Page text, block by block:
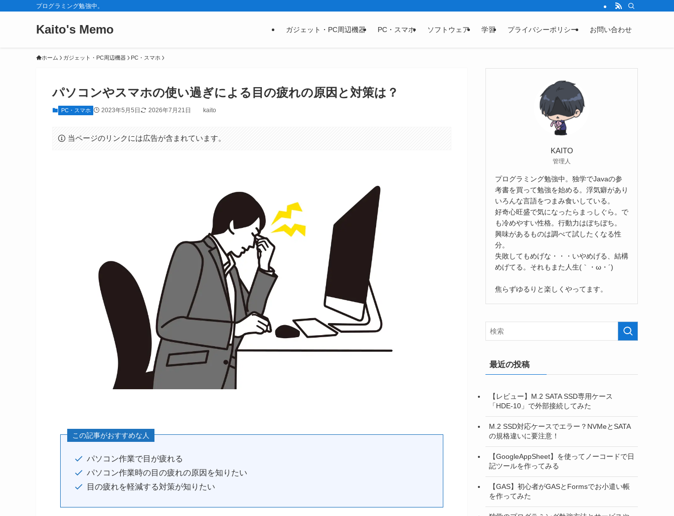
プログラミング勉強中。
Kaito's Memo ガジェット・PC周辺機器 PC・スマホ ソフトウェア 学習 プライバシーポリシー お問い合わせ
ホーム ガジェット・PC周辺機器 PC・スマホ
パソコンやスマホの使い過ぎによる目の疲れの原因と対策は？
PC・スマホ 2023年5月5日 2026年7月21日 kaito
当ページのリンクには広告が含まれています。
この記事がおすすめな人
パソコン作業で目が疲れる
パソコン作業時の目の疲れの原因を知りたい
目の疲れを軽減する対策が知りたい
KAITO
管理人
プログラミング勉強中。独学でJavaの参
考書を買って勉強を始める。浮気癖があり
いろんな言語をつまみ食いしている。
好奇心旺盛で気になったらまっしぐら。で
も冷めやすい性格。行動力はぼちぼち。
興味があるものは調べて試したくなる性
分。
失敗してもめげな・・・いやめげる、結構
めげてる。それもまた人生(｀・ω・´)
焦らずゆるりと楽しくやってます。
最近の投稿
【レビュー】M.2 SATA SSD専用ケース
「HDE-10」で外部接続してみた
M.2 SSD対応ケースでエラー？NVMeとSATA
の規格違いに要注意！
【GoogleAppSheet】を使ってノーコードで日
記ツールを作ってみる
【GAS】初心者がGASとFormsでお小遣い帳
を作ってみた